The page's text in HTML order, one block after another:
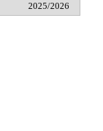
2025/2026